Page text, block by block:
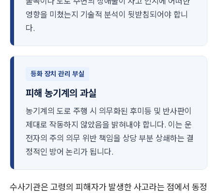
영향을 미쳤는지 기술적 분석이 뒷받침되어야 합니
다.
등화 장치 관리 부실
피해 농기계의 과실
농기계의 도로 주행 시 의무화된 후미등 및 반사판이
제대로 작동하지 않았음을 밝혀내야 합니다. 이는 운
전자의 주의 의무 위반 책임을 상당 부분 상쇄하는 결
정적인 방어 논리가 됩니다.
수사기관은 고령의 피해자가 발생한 사고라는 점에서 동정